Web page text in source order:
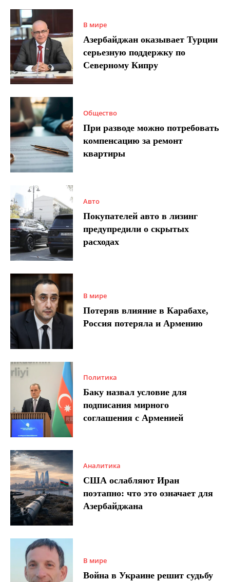
В мире
Азербайджан оказывает Турции
серьезную поддержку по
Северному Кипру
Общество
При разводе можно потребовать
компенсацию за ремонт
квартиры
Авто
Покупателей авто в лизинг
предупредили о скрытых
расходах
В мире
Потеряв влияние в Карабахе,
Россия потеряла и Армению
Политика
Баку назвал условие для
подписания мирного
соглашения с Арменией
Аналитика
США ослабляют Иран
поэтапно: что это означает для
Азербайджана
В мире
Война в Украине решит судьбу